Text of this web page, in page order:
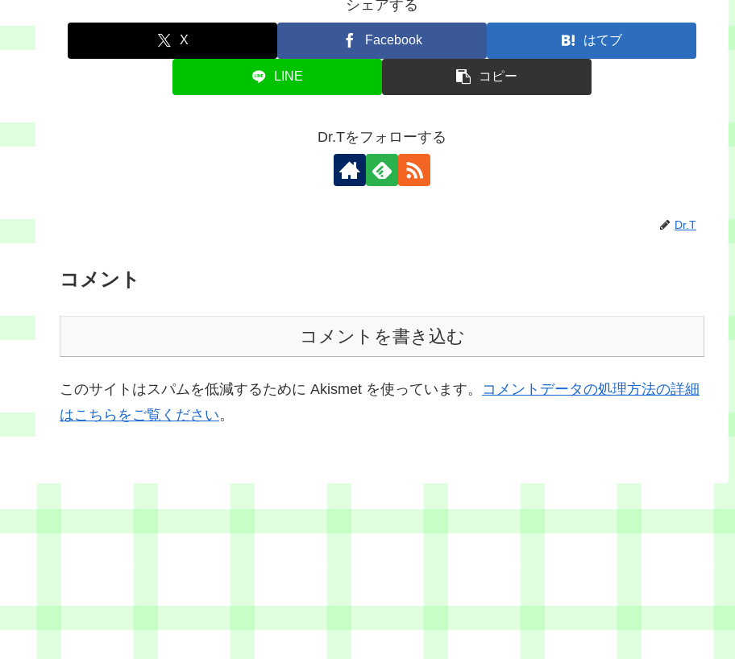
シェアする
X Facebook はてブ
LINE コピー
Dr.Tをフォローする
Dr.T
コメント
コメントを書き込む
このサイトはスパムを低減するために Akismet を使っています。 コメントデータの処理方法の詳細
はこちらをご覧ください。